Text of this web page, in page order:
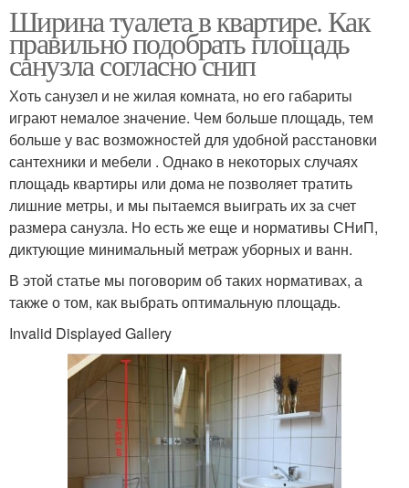
Ширина туалета в квартире. Как
правильно подобрать площадь
санузла согласно снип
Хоть санузел и не жилая комната, но его габариты
играют немалое значение. Чем больше площадь, тем
больше у вас возможностей для удобной расстановки
сантехники и мебели . Однако в некоторых случаях
площадь квартиры или дома не позволяет тратить
лишние метры, и мы пытаемся выиграть их за счет
размера санузла. Но есть же еще и нормативы СНиП,
диктующие минимальный метраж уборных и ванн.
В этой статье мы поговорим об таких нормативах, а
также о том, как выбрать оптимальную площадь.
Invalid Displayed Gallery